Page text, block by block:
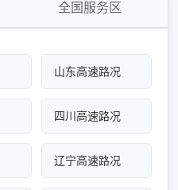
全国服务区
山东高速路况
四川高速路况
辽宁高速路况